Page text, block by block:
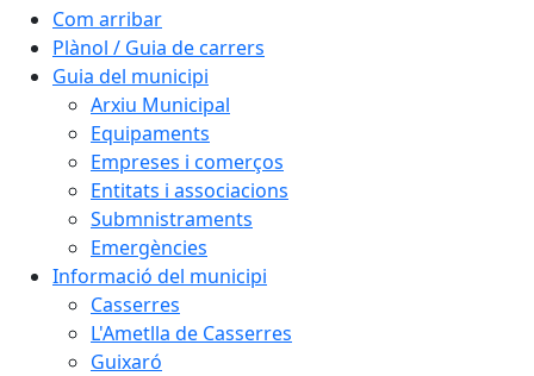
Com arribar
Plànol / Guia de carrers
Guia del municipi
Arxiu Municipal
Equipaments
Empreses i comerços
Entitats i associacions
Submnistraments
Emergències
Informació del municipi
Casserres
L'Ametlla de Casserres
Guixaró